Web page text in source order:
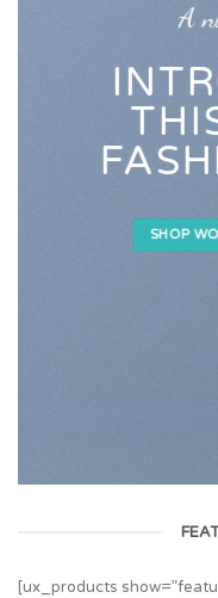
A
SHOP
[ux_products